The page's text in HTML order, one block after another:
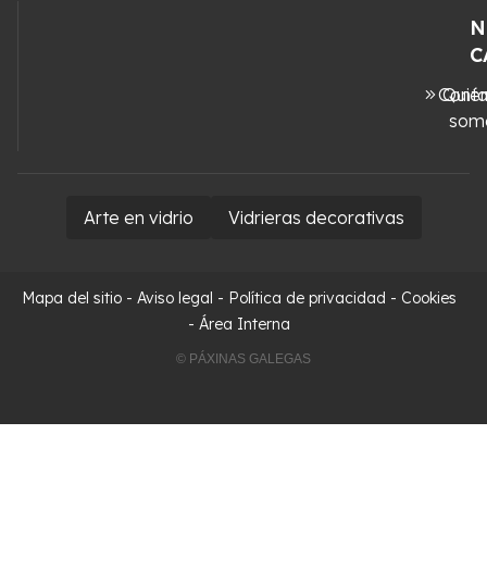
Arte en vidrio Vidrieras decorativas
Mapa del sitio - Aviso legal - Política de privacidad - Cookies
- Área Interna
© PÁXINAS GALEGAS